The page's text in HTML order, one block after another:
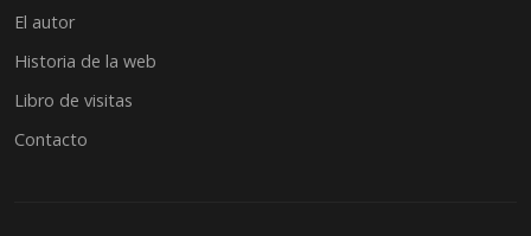
El autor
Historia de la web
Libro de visitas
Contacto